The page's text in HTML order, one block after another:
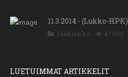
11.3.2014 - (Lukko-HPK)
Jääkiekko 47095
LUETUIMMAT ARTIKKELIT